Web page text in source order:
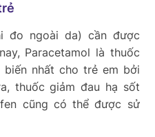
đo ngoài da) cần được
Paracetamol là thuốc
nhất cho trẻ em bởi
thuốc giảm đau hạ sốt
cũng có thể được sử